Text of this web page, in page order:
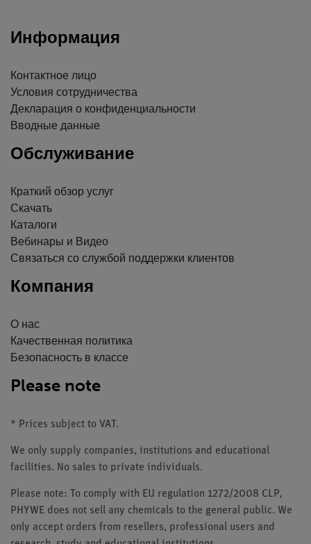
Информация
Контактное лицо
Условия сотрудничества
Декларация о конфиденциальности
Вводные данные
Обслуживание
Краткий обзор услуг
Скачать
Каталоги
Вебинары и Видео
Связаться со службой поддержки клиентов
Компания
О нас
Качественная политика
Безопасность в классе
Please note
* Prices subject to VAT.
We only supply companies, institutions and educational
facilities. No sales to private individuals.
Please note: To comply with EU regulation 1272/2008 CLP,
PHYWE does not sell any chemicals to the general public. We
only accept orders from resellers, professional users and